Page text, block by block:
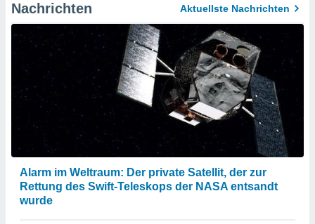
Nachrichten Aktuellste Nachrichten
Alarm im Weltraum: Der private Satellit, der zur
Rettung des Swift-Teleskops der NASA entsandt
wurde